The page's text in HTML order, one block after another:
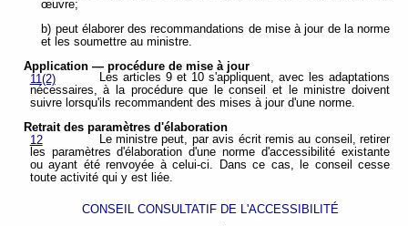
œuvre;
b) peut élaborer des recommandations de mise à jour de la norme
et les soumettre au ministre.
Application — procédure de mise à jour
11(2)
Les articles 9 et 10 s'appliquent, avec les adaptations
nécessaires, à la procédure que le conseil et le ministre doivent
suivre lorsqu'ils recommandent des mises à jour d'une norme.
Retrait des paramètres d'élaboration
12
Le ministre peut, par avis écrit remis au conseil, retirer
les paramètres d'élaboration d'une norme d'accessibilité existante
ou ayant été renvoyée à celui-ci. Dans ce cas, le conseil cesse
toute activité qui y est liée.
CONSEIL CONSULTATIF DE L'ACCESSIBILITÉ